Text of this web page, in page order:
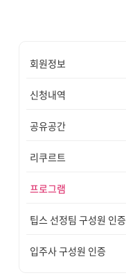
회원정보
신청내역
공유공간
리쿠르트
프로그램
팁스 선정팀 구성원 인증
입주사 구성원 인증